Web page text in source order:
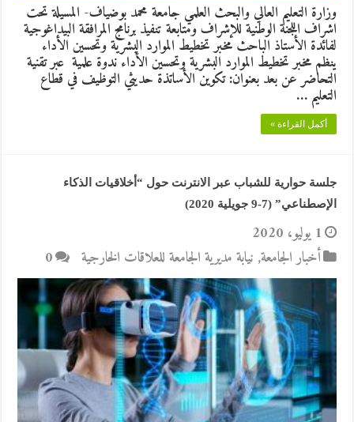
وزارة التعليم العالي والبحث العلمي جامعة محمد بوضياف- المسيلة تحت
اشراف اللجنة الوطنية للإشراف ومتابعة تنفيذ برنامج المرافقة البيداغوجية
لفائدة الأستاذ الباحث مخبر تخطيط الموارد البشرية وتحسين الأداء
ينظم مخبر تخطيط الموارد البشرية وتحسين الأداء ندوة علمية عبر تقنية
التحاضر عن بعد بعنوان: تكوين الأساتذة حديثي التوظيف في قطاع
التعليم …
أكمل القراءة »
جلسة حوارية للشباب عبر الانترنت حول “أخلاقيات الذكاء
الإصطناعي” (7-9 جويلية 2020)
1 يوليو، 2020
أخبار الجامعة, نيابة مديرية الجامعة للعلاقات الخارجية 0